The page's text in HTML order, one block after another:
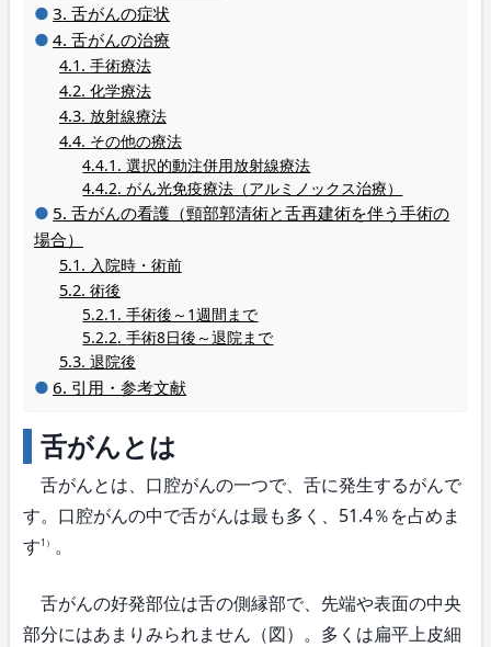
舌がんの症状
舌がんの治療
手術療法
化学療法
放射線療法
その他の療法
選択的動注併用放射線療法
がん光免疫療法（アルミノックス治療）
舌がんの看護（頸部郭清術と舌再建術を伴う手術の
場合）
入院時・術前
術後
手術後～1週間まで
手術8日後～退院まで
退院後
引用・参考文献
舌がんとは
舌がんとは、口腔がんの一つで、舌に発生するがんで
す。口腔がんの中で舌がんは最も多く、51.4％を占めま
す1） 。
舌がんの好発部位は舌の側縁部で、先端や表面の中央
部分にはあまりみられません（図）。多くは扁平上皮細